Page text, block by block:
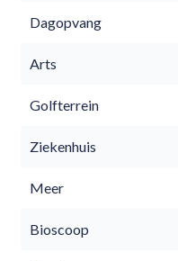
Dagopvang
Arts
Golfterrein
Ziekenhuis
Meer
Bioscoop